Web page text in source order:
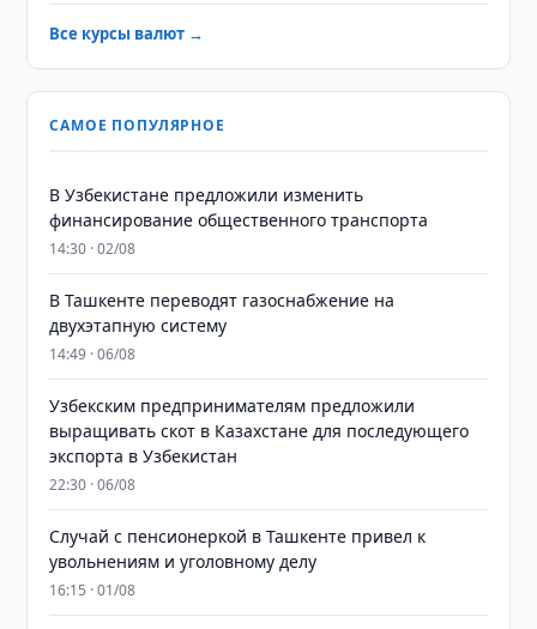
Все курсы валют →
САМОЕ ПОПУЛЯРНОЕ
В Узбекистане предложили изменить
финансирование общественного транспорта
14:30 · 02/08
В Ташкенте переводят газоснабжение на
двухэтапную систему
14:49 · 06/08
Узбекским предпринимателям предложили
выращивать скот в Казахстане для последующего
экспорта в Узбекистан
22:30 · 06/08
Случай с пенсионеркой в Ташкенте привел к
увольнениям и уголовному делу
16:15 · 01/08